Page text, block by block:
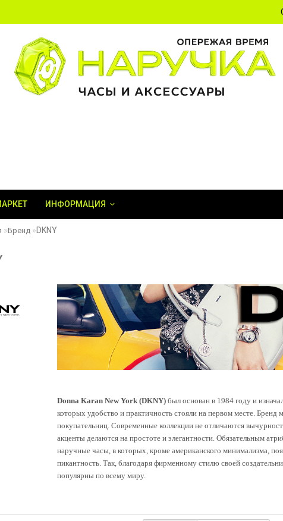
ИНФОРМАЦИЯ
Бренд DKNY
Donna Karan New York (DKNY)был основан в 1984 году и
которых удобство и практичность стояли на первом месте.
покупательниц. Современные коллекции не отличаются
акценты делаются на простоте и элегантности. Обязательным
наручные часы, в которых, кроме американского минимализма,
пикантность. Так, благодаря фирменному стилю своей
популярны по всему миру.